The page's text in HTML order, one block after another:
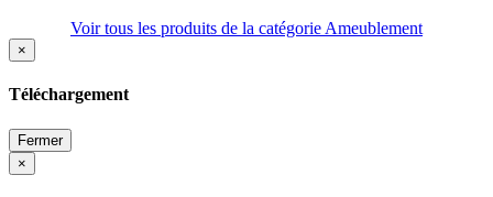
Voir tous les produits de la catégorie Ameublement
×
Téléchargement
Fermer
×